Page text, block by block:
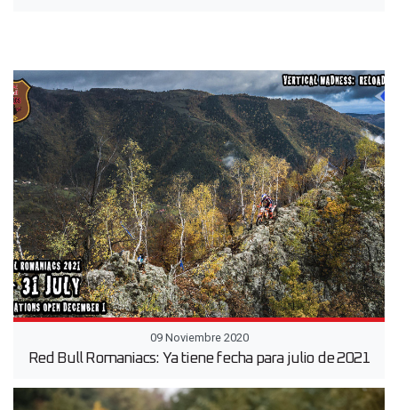
09 Noviembre 2020
Red Bull Romaniacs: Ya tiene fecha para julio de 2021